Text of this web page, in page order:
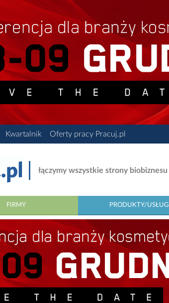
Kwartalnik Oferty pracy Pracuj.pl
łączymy wszystkie strony biobiznesu
FIRMY PRODUKTY/USŁUGI